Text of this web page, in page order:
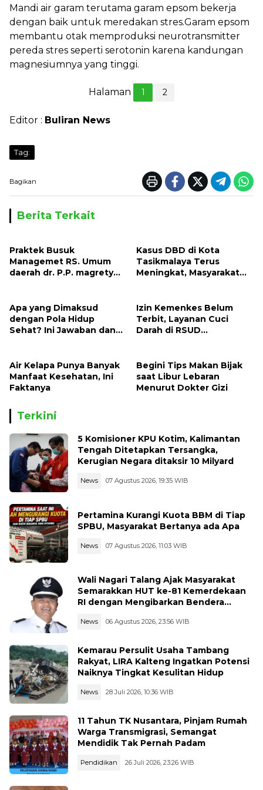
Mandi air garam terutama garam epsom bekerja
dengan baik untuk meredakan stres.Garam epsom
membantu otak memproduksi neurotransmitter
pereda stres seperti serotonin karena kandungan
magnesiumnya yang tinggi.
Halaman 1 2
Editor : Buliran News
Tag:
Bagikan
Berita Terkait
Praktek Busuk
Managemet RS. Umum
daerah dr. P.P. magrety
Kasus DBD di Kota
Tasikmalaya Terus
Meningkat, Masyarakat
Apa yang Dimaksud
dengan Pola Hidup
Sehat? Ini Jawaban dan
Izin Kemenkes Belum
Terbit, Layanan Cuci
Darah di RSUD
Air Kelapa Punya Banyak
Manfaat Kesehatan, Ini
Faktanya
Begini Tips Makan Bijak
saat Libur Lebaran
Menurut Dokter Gizi
Terkini
5 Komisioner KPU Kotim, Kalimantan
Tengah Ditetapkan Tersangka,
Kerugian Negara ditaksir 10 Milyard
News 07 Agustus 2026, 19:35 WIB
Pertamina Kurangi Kuota BBM di Tiap
SPBU, Masyarakat Bertanya ada Apa
News 07 Agustus 2026, 11:03 WIB
Wali Nagari Talang Ajak Masyarakat
Semarakkan HUT ke-81 Kemerdekaan
RI dengan Mengibarkan Bendera
News 06 Agustus 2026, 23:56 WIB
Kemarau Persulit Usaha Tambang
Rakyat, LIRA Kalteng Ingatkan Potensi
Naiknya Tingkat Kesulitan Hidup
News 28 Juli 2026, 10:36 WIB
11 Tahun TK Nusantara, Pinjam Rumah
Warga Transmigrasi, Semangat
Mendidik Tak Pernah Padam
Pendidikan 26 Juli 2026, 23:26 WIB